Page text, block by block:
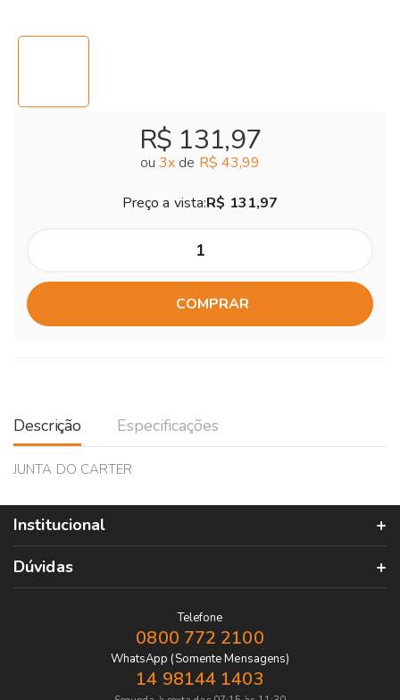
R$ 131,97
ou 3x de R$ 43,99
Preço a vista:R$ 131,97
COMPRAR
Descrição Especificações
JUNTA DO CARTER
Institucional
Dúvidas
Telefone
0800 772 2100
WhatsApp (Somente Mensagens)
14 98144 1403